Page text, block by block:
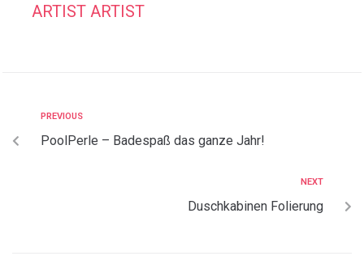
ARTIST ARTIST
PREVIOUS
PoolPerle – Badespaß das ganze Jahr!
NEXT
Duschkabinen Folierung